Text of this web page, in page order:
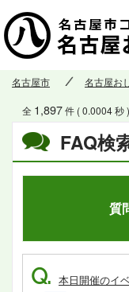
名古屋市 名古屋お
FAQ検
全 1,897件 ( 0.0004 秒 )
質
Q. 本日開催のイ